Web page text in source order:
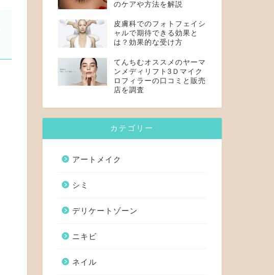
のケアや方法を解説
皮膚科でのフォトフェイシ
ャルで期待できる効果と
は？効果的な受け方
てんちむオススメのヤーマ
ンメディリフト3Ｄマイク
ロフィラーの口コミと販売
店を調査
カテゴリー
アートメイク
シミ
デリケートゾーン
ニキビ
ネイル